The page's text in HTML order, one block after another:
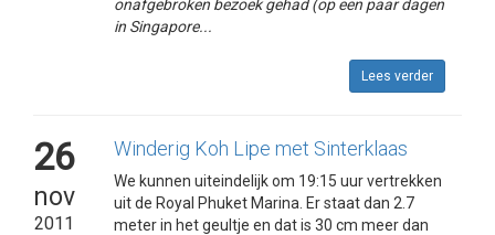
onafgebroken bezoek gehad (op een paar dagen
in Singapore...
Lees verder
26
nov
2011
Winderig Koh Lipe met Sinterklaas
We kunnen uiteindelijk om 19:15 uur vertrekken
uit de Royal Phuket Marina. Er staat dan 2.7
meter in het geultje en dat is 30 cm meer dan